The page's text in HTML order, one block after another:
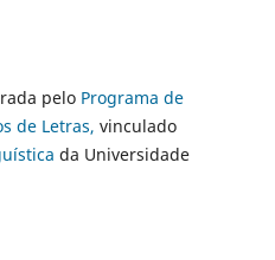
pelo Programa de
de Letras, vinculado
da Universidade